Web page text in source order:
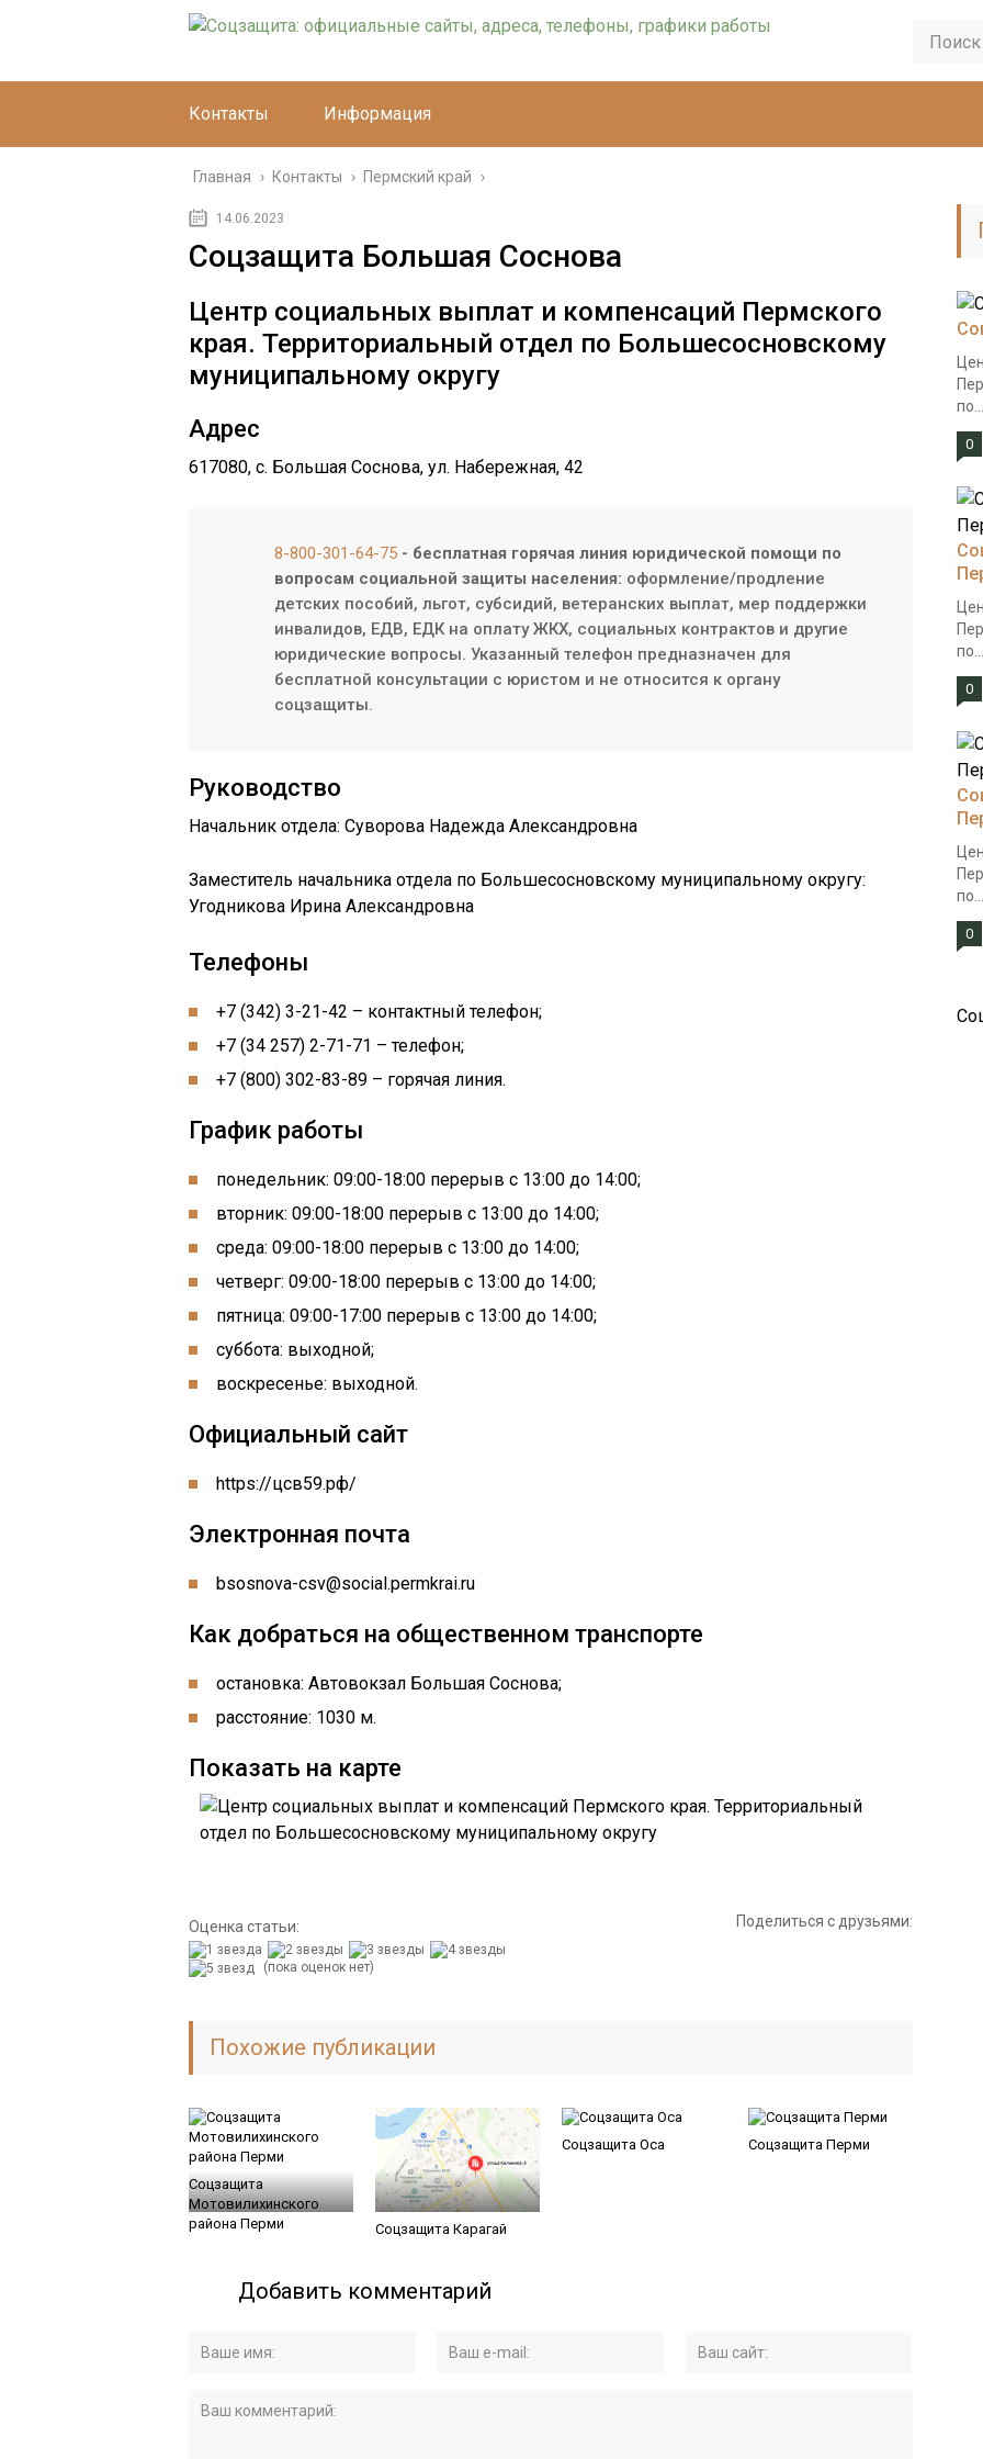
Контакты Информация
Главная › Контакты › Пермский край ›
14.06.2023
Соцзащита Большая Соснова
Центр социальных выплат и компенсаций Пермского
края. Территориальный отдел по Большесосновскому
муниципальному округу
Адрес
617080, с. Большая Соснова, ул. Набережная, 42
8-800-301-64-75 - бесплатная горячая линия юридической помощи по
вопросам социальной защиты населения: оформление/продление
детских пособий, льгот, субсидий, ветеранских выплат, мер поддержки
инвалидов, ЕДВ, ЕДК на оплату ЖКХ, социальных контрактов и другие
юридические вопросы. Указанный телефон предназначен для
бесплатной консультации с юристом и не относится к органу
соцзащиты.
Руководство
Начальник отдела: Суворова Надежда Александровна
Заместитель начальника отдела по Большесосновскому муниципальному округу:
Угодникова Ирина Александровна
Телефоны
+7 (342) 3-21-42 – контактный телефон;
+7 (34 257) 2-71-71 – телефон;
+7 (800) 302-83-89 – горячая линия.
График работы
понедельник: 09:00-18:00 перерыв с 13:00 до 14:00;
вторник: 09:00-18:00 перерыв с 13:00 до 14:00;
среда: 09:00-18:00 перерыв с 13:00 до 14:00;
четверг: 09:00-18:00 перерыв с 13:00 до 14:00;
пятница: 09:00-17:00 перерыв с 13:00 до 14:00;
суббота: выходной;
воскресенье: выходной.
Официальный сайт
https://цсв59.рф/
Электронная почта
bsosnova-csv@social.permkrai.ru
Как добраться на общественном транспорте
остановка: Автовокзал Большая Соснова;
расстояние: 1030 м.
Показать на карте
Оценка статьи:
(пока оценок нет)
Поделиться с друзьями:
Похожие публикации
Соцзащита
Мотовилихинского
района Перми
Соцзащита Карагай
Соцзащита Оса Соцзащита Перми
Добавить комментарий
по...
0
по...
0
по...
0